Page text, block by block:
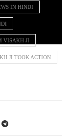
IN HINDI
VISAKH JI
JI TOOK ACTION